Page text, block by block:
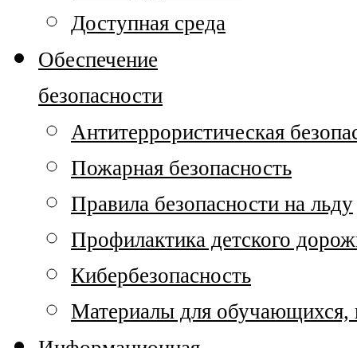
Доступная среда
Обеспечение
безопасности
Антитеррористическая
Пожарная безопасность
Правила безопасности на льду
Профилактика детского
Кибербезопасность
Материалы для обучающихся,